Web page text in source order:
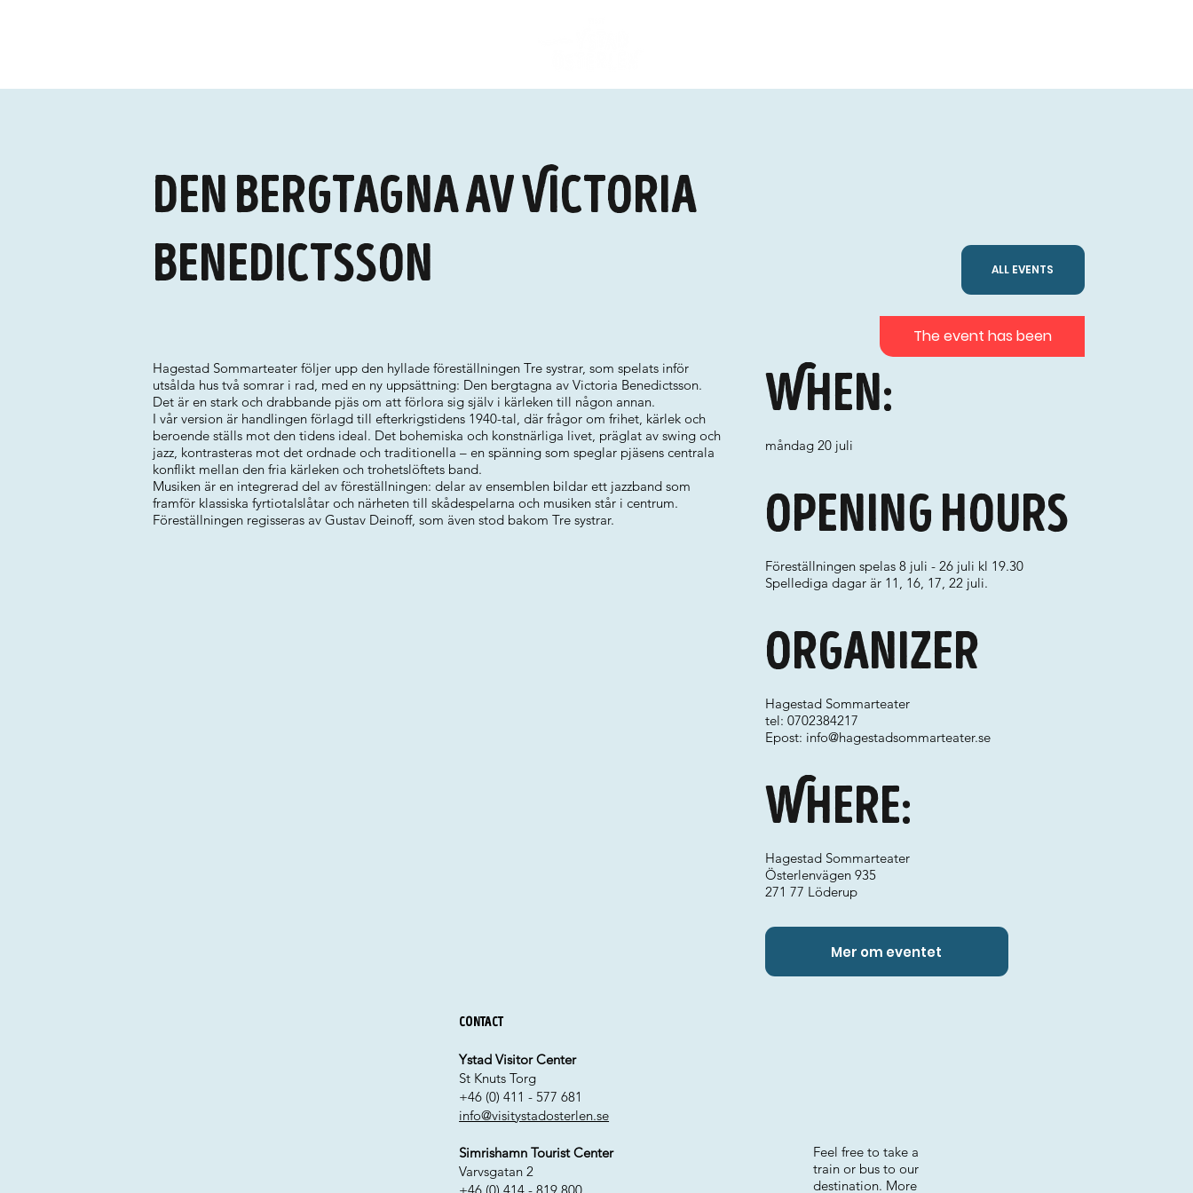
Den bergtagna av Victoria
Benedictsson
ALL EVENTS
Hagestad Sommarteater följer upp den hyllade föreställningen Tre systrar, som spelats inför
utsålda hus två somrar i rad, med en ny uppsättning: Den bergtagna av Victoria Benedictsson.
Det är en stark och drabbande pjäs om att förlora sig själv i kärleken till någon annan.
I vår version är handlingen förlagd till efterkrigstidens 1940-tal, där frågor om frihet, kärlek och
beroende ställs mot den tidens ideal. Det bohemiska och konstnärliga livet, präglat av swing och
jazz, kontrasteras mot det ordnade och traditionella – en spänning som speglar pjäsens centrala
konflikt mellan den fria kärleken och trohetslöftets band.
Musiken är en integrerad del av föreställningen: delar av ensemblen bildar ett jazzband som
framför klassiska fyrtiotalslåtar och närheten till skådespelarna och musiken står i centrum.
Föreställningen regisseras av Gustav Deinoff, som även stod bakom Tre systrar.
When:
måndag 20 juli
Where:
Organizer
Hagestad Sommarteater
tel: 0702384217
Epost: info@hagestadsommarteater.se
Hagestad Sommarteater
Österlenvägen 935
271 77 Löderup
Opening hours
Föreställningen spelas 8 juli - 26 juli kl 19.30
Spellediga dagar är 11, 16, 17, 22 juli.
Mer om eventet
The event has been
Contact
Ystad Visitor Center
St Knuts Torg
+46 (0) 411 - 577 681
info@visitystadosterlen.se
Simrishamn Tourist Center
Varvsgatan 2
Feel free to take a
train or bus to our
destination. More